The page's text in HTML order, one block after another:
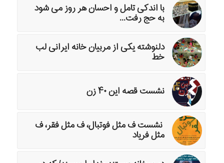
با اندکی تامل و احسان هر روز می شود
به حج رفت...
دلنوشته یکی از مربیان خانه ایرانی لب
خط
نشست قصه این ۴۰ زن
نشست ف مثل فوتبال، ف مثل فقر، ف
مثل فریاد